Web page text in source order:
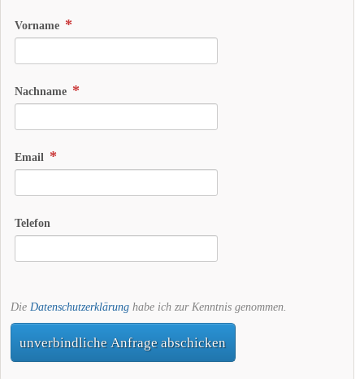
Vorname
Nachname
Email
Telefon
Die Datenschutzerklärung habe ich zur Kenntnis genommen.
unverbindliche Anfrage abschicken